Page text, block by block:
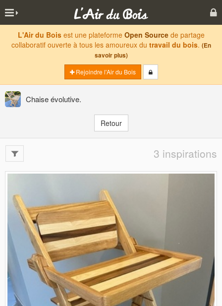
L'Air du Boisest une plateforme Open Sourcede partage
collaboratif ouverte à tous les amoureux du travail du bois. (En
savoir plus)
Rejoindre l'Air du Bois
Chaise évolutive.
Retour
3 inspirations